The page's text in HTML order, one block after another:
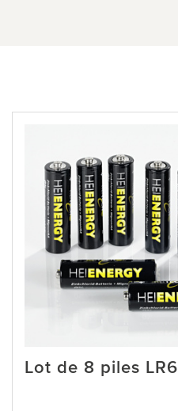
Lot de 8 piles LR6